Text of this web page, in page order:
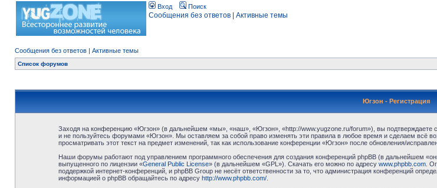
Вход Поиск
Сообщения без ответов Активные темы
Сообщения без ответов | Активные темы
Список форумов
Югзон - Регистрация
Заходя на конференцию «Югзон» (в дальнейшем «мы», «наш», «Югзон», «http://www.yugzone.ru/forum»), вы
и не пользуйтесь форумами «Югзон». Мы оставляем за собой право изменять эти правила в любое время и сделаем всё
просматривать этот текст на предмет изменений, так как использование конференции «Югзон» после обновления/
Наши форумы работают под управлением программного обеспечения для создания конференций phpBB (в дальнейшем
выпущенного по лицензии «General Public License» (в дальнейшем «GPL»). Скачать его можно по адресу www.phpbb.com.
поддержкой интернет-конференций, и phpBB Group не несёт ответственности за то, что администрация конференций
информацией о phpBB обращайтесь по адресу http://www.phpbb.com/.